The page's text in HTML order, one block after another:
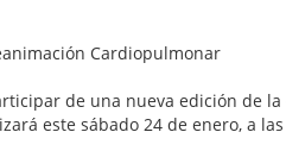
de una nueva edición de la
este sábado 24 de enero, a